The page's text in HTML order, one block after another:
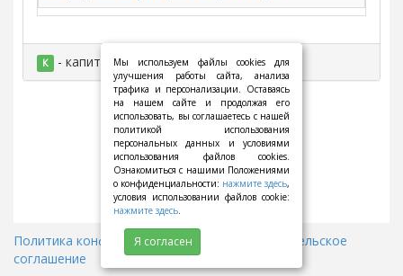
К - капитан
Политика конфиденциальности
Пользовательское
соглашение
Мы используем файлы cookies для
улучшения работы сайта, анализа
трафика и персонализации. Оставаясь
на нашем сайте и продолжая его
использовать, вы соглашаетесь с нашей
политикой использования
персональных данных и условиями
использования файлов cookies.
Ознакомиться с нашими Положениями
о конфиденциальности: нажмите здесь,
условия использовании файлов cookie:
нажмите здесь.
Я согласен